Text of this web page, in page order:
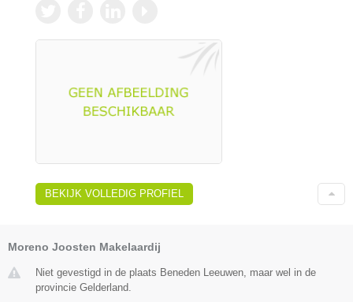
BEKIJK VOLLEDIG PROFIEL
Moreno Joosten Makelaardij
Niet gevestigd in de plaats Beneden Leeuwen, maar wel in de
provincie Gelderland.